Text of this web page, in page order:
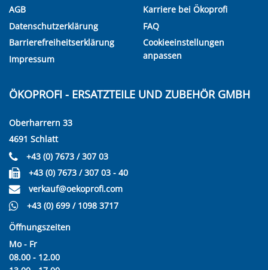
AGB
Datenschutzerklärung
Barrierefreiheitserklärung
Impressum
Karriere bei Ökoprofi
FAQ
Cookieeinstellungen
anpassen
ÖKOPROFI - ERSATZTEILE UND ZUBEHÖR GMBH
Oberharrern 33
4691 Schlatt
+43 (0) 7673 / 307 03
+43 (0) 7673 / 307 03 - 40
verkauf@oekoprofi.com
+43 (0) 699 / 1098 3717
Öffnungszeiten
Mo - Fr
08.00 - 12.00